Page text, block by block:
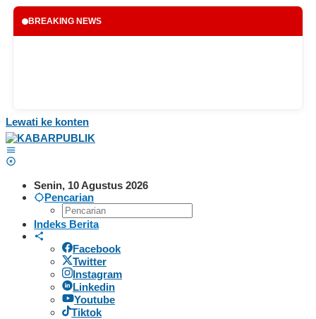
BREAKING NEWS
Lewati ke konten
Senin, 10 Agustus 2026
Pencarian
Indeks Berita
Facebook
Twitter
Instagram
Linkedin
Youtube
Tiktok